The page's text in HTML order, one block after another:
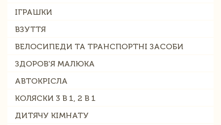
ІГРАШКИ
ВЗУТТЯ
ВЕЛОСИПЕДИ ТА ТРАНСПОРТНІ ЗАСОБИ
ЗДОРОВ'Я МАЛЮКА
АВТОКРІСЛА
КОЛЯСКИ 3 В 1, 2 В 1
ДИТЯЧУ КІМНАТУ